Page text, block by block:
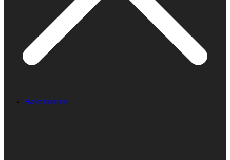
Havenonline